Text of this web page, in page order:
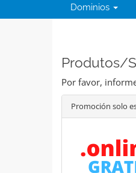
Dominios
Produtos/
Por favor,
Promoción solo